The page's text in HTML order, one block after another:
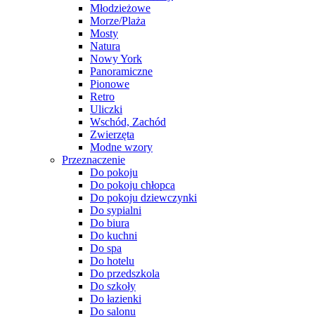
Młodzieżowe
Morze/Plaża
Mosty
Natura
Nowy York
Panoramiczne
Pionowe
Retro
Uliczki
Wschód, Zachód
Zwierzęta
Modne wzory
Przeznaczenie
Do pokoju
Do pokoju chłopca
Do pokoju dziewczynki
Do sypialni
Do biura
Do kuchni
Do spa
Do hotelu
Do przedszkola
Do szkoły
Do łazienki
Do salonu